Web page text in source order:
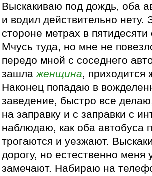
Выскакиваю под дождь, оба
и водил действительно нету.
стороне метрах в пятидесяти
Мчусь туда, но мне не
передо мной с соседнего
зашлаженщина, приходится
Наконец попадаю в
заведение, быстро все
на заправку и с заправки с
наблюдаю, как оба автобуса
трогаются и уезжают.
дорогу, но естественно меня
замечают. Набираю на